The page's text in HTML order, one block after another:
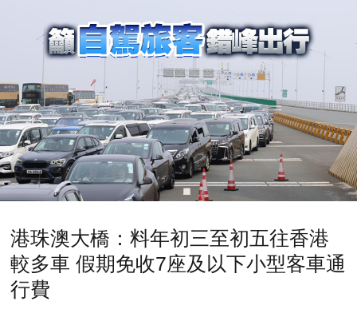
港珠澳大橋：料年初三至初五往香港
較多車 假期免收7座及以下小型客車通
行費